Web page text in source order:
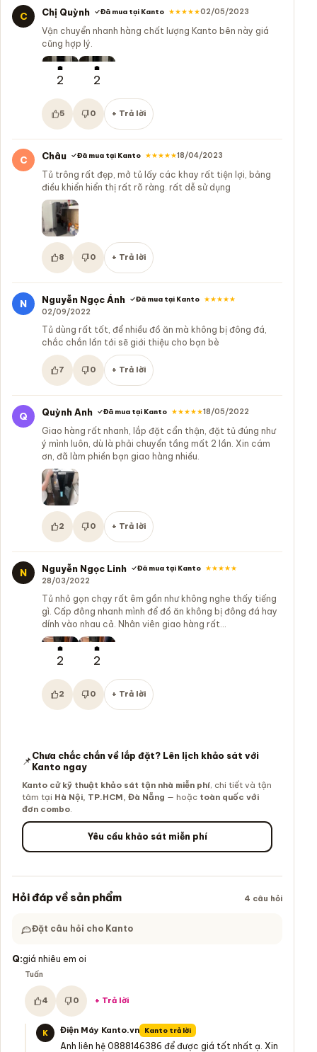
C Chị Quỳnh Đã mua tại Kanto ★★★★★02/05/2023
Vận chuyển nhanh hàng chất lượng Kanto bên này giá
cũng hợp lý.
2 2
Hữu ích:
5 Không hữu ích:
0 + Trả lời
C Châu Đã mua tại Kanto ★★★★★18/04/2023
Tủ trông rất đẹp, mở tủ lấy các khay rất tiện lợi, bảng
điều khiển hiển thị rất rõ ràng. rất dễ sử dụng
Hữu ích:
8 Không hữu ích:
0 + Trả lời
N Nguyễn Ngọc Ánh Đã mua tại Kanto ★★★★★
02/09/2022
Tủ dùng rất tốt, để nhiều đồ ăn mà không bị đông đá,
chắc chắn lần tới sẽ giới thiệu cho bạn bè
Hữu ích:
7 Không hữu ích:
0 + Trả lời
Q Quỳnh Anh Đã mua tại Kanto ★★★★★18/05/2022
Giao hàng rất nhanh, lắp đặt cẩn thận, đặt tủ đúng như
ý mình luôn, dù là phải chuyển tầng mất 2 lần. Xin cám
ơn, đã làm phiền bạn giao hàng nhiều.
Hữu ích:
2 Không hữu ích:
0 + Trả lời
N Nguyễn Ngọc Linh Đã mua tại Kanto ★★★★★
28/03/2022
Tủ nhỏ gọn chạy rất êm gần như không nghe thấy tiếng
gì. Cấp đông nhanh mình để đồ ăn không bị đông đá hay
dính vào nhau cả. Nhân viên giao hàng rất…
2 2
Hữu ích:
2 Không hữu ích:
0 + Trả lời
📌Chưa chắc chắn về lắp đặt? Lên lịch khảo sát với
Kanto ngay
Kanto cử kỹ thuật khảo sát tận nhà miễn phí, chi tiết và tận
tâm tại Hà Nội, TP.HCM, Đà Nẵng — hoặc toàn quốc với
đơn combo
Yêu cầu khảo sát miễn phí
Hỏi đáp về sản phẩm 4 câu hỏi
Đặt câu hỏi cho Kanto
Q:giá nhiêu em oi
Tuấn
Hữu ích:
4 Không hữu ích:
0 + Trả lời
K Điện Máy Kanto.vn Kanto trả lời
Anh liên hệ 0888146386 để được giá tốt nhất ạ. Xin